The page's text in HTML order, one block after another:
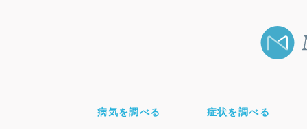
病気を調べる 症状を調べる